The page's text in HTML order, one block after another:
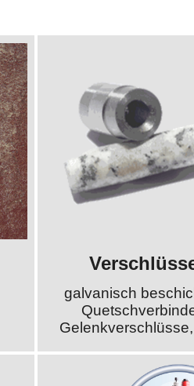
galvanisch